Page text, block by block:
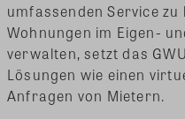
umfassenden Service
Wohnungen im Eigen-
verwalten, setzt das
Lösungen wie einen
Anfragen von Mietern.